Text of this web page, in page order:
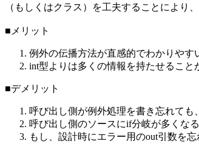
（もしくはクラス）を工夫することにより
■メリット
例外の伝播方法が直感的でわかりやす
int型よりは多くの情報を持たせること
■デメリット
呼び出し側が例外処理を書き忘れても
呼び出し側のソースにif分岐が多くな
もし、設計時にエラー用のout引数を